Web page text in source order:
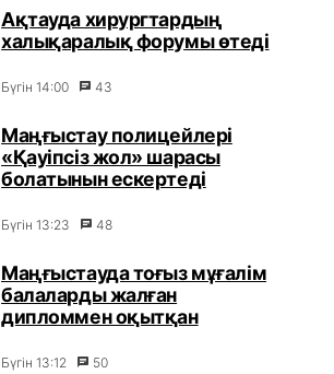
Ақтауда хирургтардың
халықаралық форумы өтеді
Бүгін 14:00 43
Маңғыстау полицейлері
«Қауіпсіз жол» шарасы
болатынын ескертеді
Бүгін 13:23 48
Маңғыстауда тоғыз мұғалім
балаларды жалған
дипломмен оқытқан
Бүгін 13:12 50